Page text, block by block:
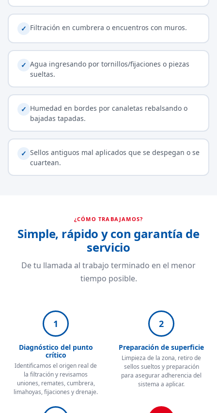
✓ Filtración en cumbrera o encuentros con muros.
✓ Agua ingresando por tornillos/fijaciones o piezas
sueltas.
✓ Humedad en bordes por canaletas rebalsando o
bajadas tapadas.
✓ Sellos antiguos mal aplicados que se despegan o se
cuartean.
¿CÓMO TRABAJAMOS?
Simple, rápido y con garantía de
servicio
De tu llamada al trabajo terminado en el menor
tiempo posible.
1
Diagnóstico del punto
crítico
Identificamos el origen real de
la filtración y revisamos
uniones, remates, cumbrera,
limahoyas, fijaciones y drenaje.
2
Preparación de superficie
Limpieza de la zona, retiro de
sellos sueltos y preparación
para asegurar adherencia del
sistema a aplicar.